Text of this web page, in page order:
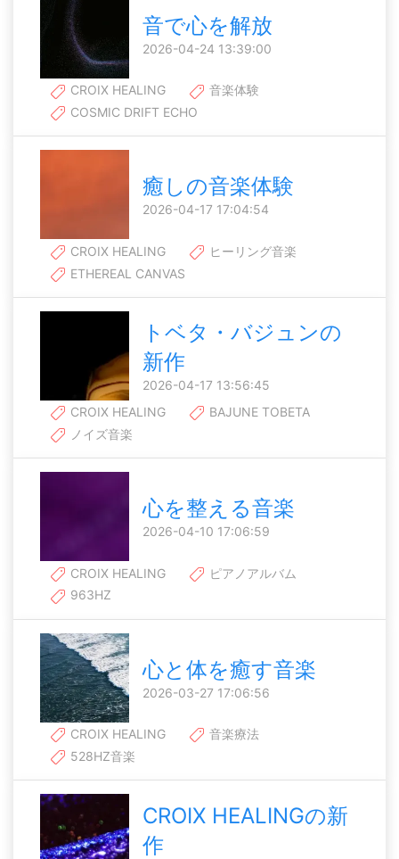
音で心を解放
2026-04-24 13:39:00
CROIX HEALING
音楽体験
COSMIC DRIFT ECHO
癒しの音楽体験
2026-04-17 17:04:54
CROIX HEALING
ヒーリング音楽
ETHEREAL CANVAS
トベタ・バジュンの
新作
2026-04-17 13:56:45
CROIX HEALING
BAJUNE TOBETA
ノイズ音楽
心を整える音楽
2026-04-10 17:06:59
CROIX HEALING
ピアノアルバム
963HZ
心と体を癒す音楽
2026-03-27 17:06:56
CROIX HEALING
音楽療法
528HZ音楽
CROIX HEALINGの新
作